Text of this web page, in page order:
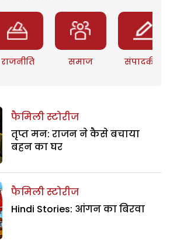
राजनीति समाज संपादकीय
फैमिली स्टोरीज
तृप्त मन: राजन ने कैसे बचाया
बहन का घर
फैमिली स्टोरीज
Hindi Stories: आंगन का बिरवा